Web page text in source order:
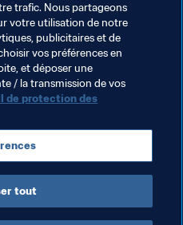
de la FIFA 2023
trafic. Nous partageons
votre utilisation de notre
publicitaires et de
vos préférences en
et déposer une
/ la transmission de vos
de protection des
tout